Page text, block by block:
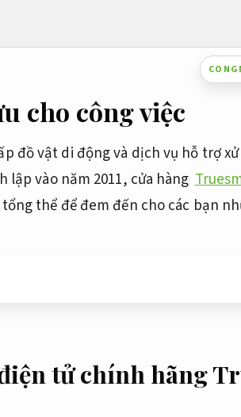
cho công việc
đồ vật di động và dịch vụ hỗ trợ
vào năm 2011, cửa hàng
thể để đem đến cho các bạn
tử chính hãng